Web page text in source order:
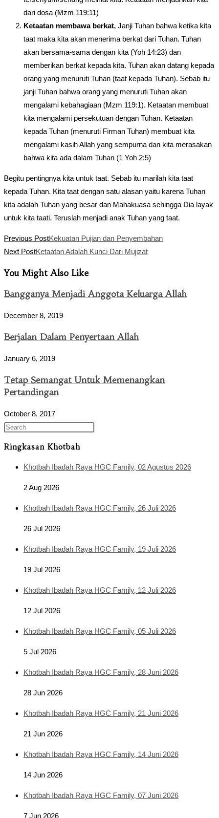
dari dosa (Mzm 119:11)
Ketaatan membawa berkat, Janji Tuhan bahwa ketika kita
taat maka kita akan menerima berkat dari Tuhan. Tuhan
akan bersama-sama dengan kita (Yoh 14:23) dan
memberikan berkat kepada kita. Tuhan akan datang kepada
orang yang menuruti Tuhan (taat kepada Tuhan). Sebab itu
janji Tuhan bahwa orang yang menuruti Tuhan akan
mengalami kebahagiaan (Mzm 119:1). Ketaatan membuat
kita mengalami persekutuan dengan Tuhan. Ketaatan
kepada Tuhan (menuruti Firman Tuhan) membuat kita
mengalami kasih Allah yang sempurna dan kita merasakan
bahwa kita ada dalam Tuhan (1 Yoh 2:5)
Begitu pentingnya kita untuk taat. Sebab itu marilah kita taat
kepada Tuhan. Kita taat dengan satu alasan yaitu karena Tuhan
kita adalah Tuhan yang besar dan Mahakuasa sehingga Dia layak
untuk kita taati. Teruslah menjadi anak Tuhan yang taat.
Read
more
Previous PostKekuatan Pujian dan Penyembahan
Next PostKetaatan Adalah Kunci Dari Mujizat
You Might Also Like
Bangganya Menjadi Anggota Keluarga Allah
December 8, 2019
Berjalan Dalam Penyertaan Allah
January 6, 2019
Tetap Semangat Untuk Memenangkan
Pertandingan
October 8, 2017
Ringkasan Khotbah
Khotbah Ibadah Raya HGC Family, 02 Agustus 2026
2 Aug 2026
Khotbah Ibadah Raya HGC Family, 26 Juli 2026
26 Jul 2026
Khotbah Ibadah Raya HGC Family, 19 Juli 2026
19 Jul 2026
Khotbah Ibadah Raya HGC Family, 12 Juli 2026
12 Jul 2026
Khotbah Ibadah Raya HGC Family, 05 Juli 2026
5 Jul 2026
Khotbah Ibadah Raya HGC Family, 28 Juni 2026
28 Jun 2026
Khotbah Ibadah Raya HGC Family, 21 Juni 2026
21 Jun 2026
Khotbah Ibadah Raya HGC Family, 14 Juni 2026
14 Jun 2026
Khotbah Ibadah Raya HGC Family, 07 Juni 2026
7 Jun 2026